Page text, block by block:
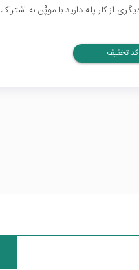
از کار پله دارید با موپُن به اشتراک
کد تخفیف